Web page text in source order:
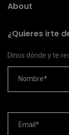
About
¿Quieres irte
Dinos dónde y te
Nombre*
Email*